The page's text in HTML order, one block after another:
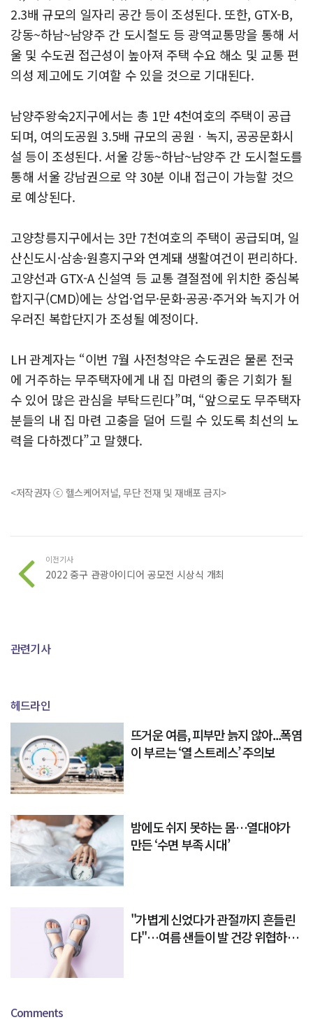
2.3배 규모의 일자리 공간 등이 조성된다. 또한, GTX-B,
강동~하남~남양주 간 도시철도 등 광역교통망을 통해 서
울 및 수도권 접근성이 높아져 주택 수요 해소 및 교통 편
의성 제고에도 기여할 수 있을 것으로 기대된다.
남양주왕숙2지구에서는 총 1만 4천여호의 주택이 공급
되며, 여의도공원 3.5배 규모의 공원ㆍ녹지, 공공문화시
설 등이 조성된다. 서울 강동~하남~남양주 간 도시철도를
통해 서울 강남권으로 약 30분 이내 접근이 가능할 것으
로 예상된다.
고양창릉지구에서는 3만 7천여호의 주택이 공급되며, 일
산신도시·삼송·원흥지구와 연계돼 생활여건이 편리하다.
고양선과 GTX-A 신설역 등 교통 결절점에 위치한 중심복
합지구(CMD)에는 상업·업무·문화·공공·주거와 녹지가 어
우러진 복합단지가 조성될 예정이다.
LH 관계자는 “이번 7월 사전청약은 수도권은 물론 전국
에 거주하는 무주택자에게 내 집 마련의 좋은 기회가 될
수 있어 많은 관심을 부탁드린다”며, “앞으로도 무주택자
분들의 내 집 마련 고충을 덜어 드릴 수 있도록 최선의 노
력을 다하겠다”고 말했다.
<저작권자 ⓒ 헬스케어저널, 무단 전재 및 재배포 금지>
이전기사
2022 중구 관광아이디어 공모전 시상식 개최
관련기사
헤드라인
뜨거운 여름, 피부만 늙지 않아...폭염
이 부르는 ‘열 스트레스’ 주의보
밤에도 쉬지 못하는 몸…열대야가
만든 ‘수면 부족 시대’
"가볍게 신었다가 관절까지 흔들린
다"…여름 샌들이 발 건강 위협하는
Comments